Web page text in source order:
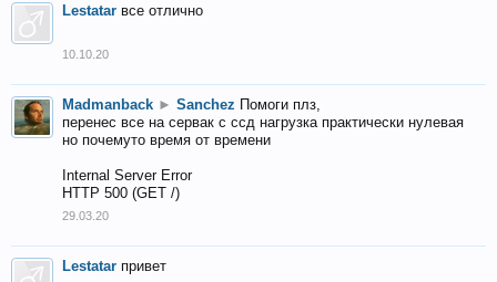
Lestatar все отлично
10.10.20
Madmanback ► Sanchez Помоги плз,
перенес все на сервак с ссд нагрузка практически нулевая
но почемуто время от времени
Internal Server Error
HTTP 500 (GET /)
29.03.20
Lestatar привет